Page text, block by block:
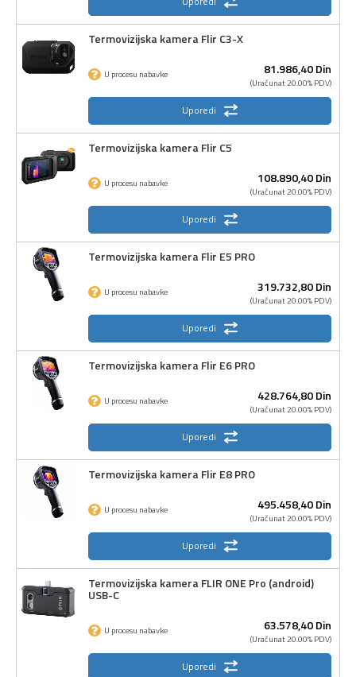
Termovizijska kamera Flir C3-X
81.986,40Din
(Uračunat 20.00% PDV)
U procesu nabavke
Uporedi
Termovizijska kamera Flir C5
108.890,40Din
(Uračunat 20.00% PDV)
U procesu nabavke
Uporedi
Termovizijska kamera Flir E5 PRO
319.732,80Din
(Uračunat 20.00% PDV)
U procesu nabavke
Uporedi
Termovizijska kamera Flir E6 PRO
428.764,80Din
(Uračunat 20.00% PDV)
U procesu nabavke
Uporedi
Termovizijska kamera Flir E8 PRO
495.458,40Din
(Uračunat 20.00% PDV)
U procesu nabavke
Uporedi
Termovizijska kamera FLIR ONE Pro (android)
USB-C
63.578,40Din
(Uračunat 20.00% PDV)
U procesu nabavke
Uporedi